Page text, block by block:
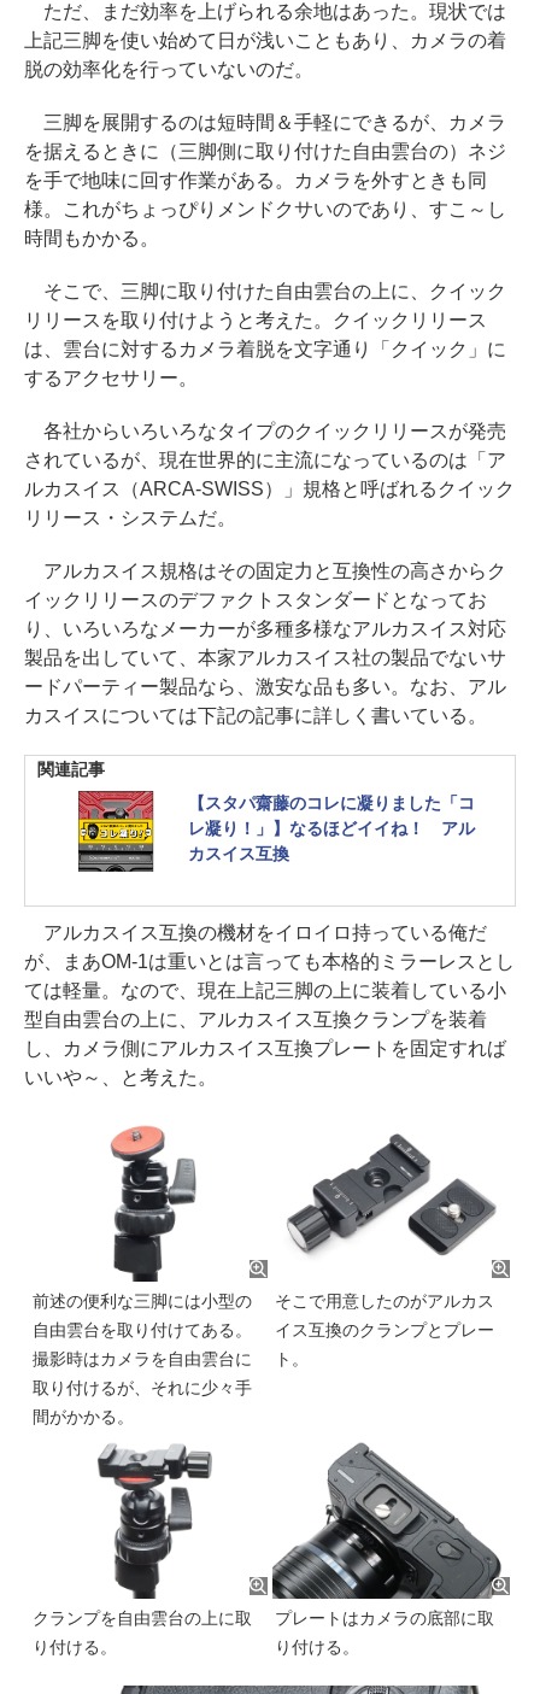
ただ、まだ効率を上げられる余地はあった。現状では
上記三脚を使い始めて日が浅いこともあり、カメラの着
脱の効率化を行っていないのだ。
三脚を展開するのは短時間＆手軽にできるが、カメラ
を据えるときに（三脚側に取り付けた自由雲台の）ネジ
を手で地味に回す作業がある。カメラを外すときも同
様。これがちょっぴりメンドクサいのであり、すこ～し
時間もかかる。
そこで、三脚に取り付けた自由雲台の上に、クイック
リリースを取り付けようと考えた。クイックリリース
は、雲台に対するカメラ着脱を文字通り「クイック」に
するアクセサリー。
各社からいろいろなタイプのクイックリリースが発売
されているが、現在世界的に主流になっているのは「ア
ルカスイス（ARCA-SWISS）」規格と呼ばれるクイック
リリース・システムだ。
アルカスイス規格はその固定力と互換性の高さからク
イックリリースのデファクトスタンダードとなってお
り、いろいろなメーカーが多種多様なアルカスイス対応
製品を出していて、本家アルカスイス社の製品でないサ
ードパーティー製品なら、激安な品も多い。なお、アル
カスイスについては下記の記事に詳しく書いている。
関連記事
【スタパ齋藤のコレに凝りました「コ
レ凝り！」】なるほどイイね！ アル
カスイス互換
アルカスイス互換の機材をイロイロ持っている俺だ
が、まあOM-1は重いとは言っても本格的ミラーレスとし
ては軽量。なので、現在上記三脚の上に装着している小
型自由雲台の上に、アルカスイス互換クランプを装着
し、カメラ側にアルカスイス互換プレートを固定すれば
いいや～、と考えた。
前述の便利な三脚には小型の
自由雲台を取り付けてある。
撮影時はカメラを自由雲台に
取り付けるが、それに少々手
間がかかる。
そこで用意したのがアルカス
イス互換のクランプとプレー
ト。
クランプを自由雲台の上に取
り付ける。
プレートはカメラの底部に取
り付ける。